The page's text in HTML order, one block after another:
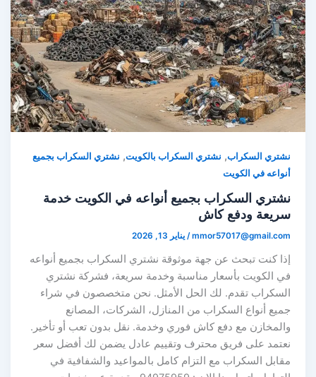
نشتري السكراب, نشتري السكراب بالكويت, نشتري السكراب بجميع
أنواعه في الكويت
نشتري السكراب بجميع أنواعه في الكويت خدمة
سريعة ودفع كاش
mmor57017@gmail.com
/يناير 13, 2026
إذا كنت تبحث عن جهة موثوقة نشتري السكراب بجميع أنواعه
في الكويت بأسعار مناسبة وخدمة سريعة، فشركة نشتري
السكراب تقدم. لك الحل الأمثل. نحن متخصصون في شراء
جميع أنواع السكراب من المنازل، الشركات، المصانع
والمخازن مع دفع كاش فوري وخدمة. نقل بدون تعب أو تأخير.
نعتمد على فريق محترف وتقييم عادل يضمن لك أفضل سعر
مقابل السكراب مع التزام كامل بالمواعيد والشفافية في